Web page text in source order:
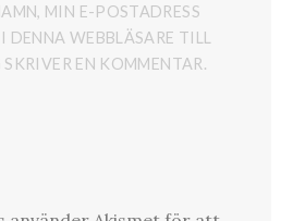
MIN E-POSTADRESS
DENNA WEBBLÄSARE TILL
EN KOMMENTAR.